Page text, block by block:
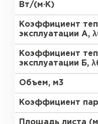
Вт/(м·К)
Коэффициент
эксплуатации А,
Коэффициент
эксплуатации Б,
Объем, м3
Коэффициент
Площадь листа
Утеплитель
Утеплитель
Утеплитель